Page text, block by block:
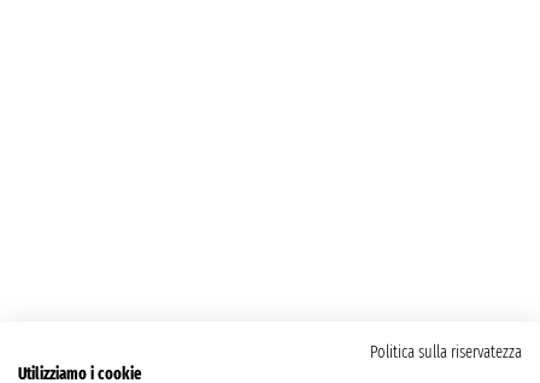
Politica sulla riservatezza
Utilizziamo i cookie